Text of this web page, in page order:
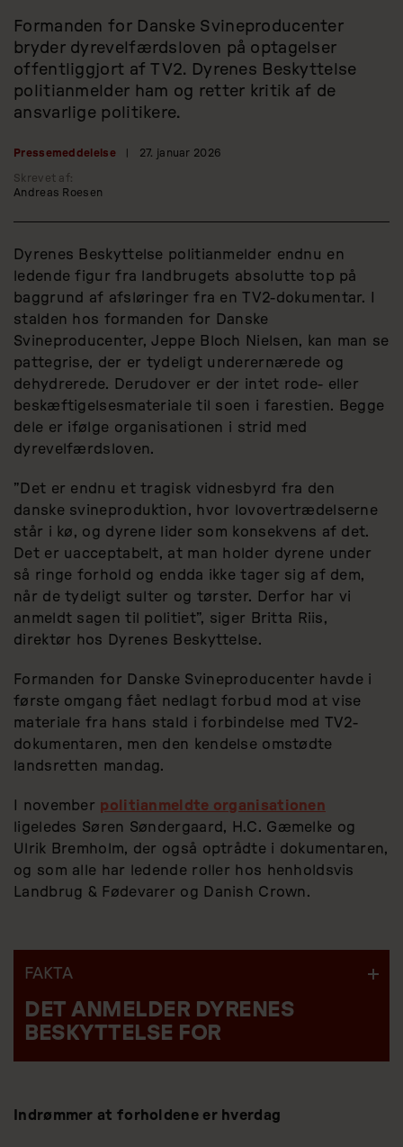
Formanden for Danske Svineproducenter
bryder dyrevelfærdsloven på optagelser
offentliggjort af TV2. Dyrenes Beskyttelse
politianmelder ham og retter kritik af de
ansvarlige politikere.
Pressemeddelelse 27. januar 2026
Skrevet af:
Andreas Roesen
Dyrenes Beskyttelse politianmelder endnu en
ledende figur fra landbrugets absolutte top på
baggrund af afsløringer fra en TV2-dokumentar. I
stalden hos formanden for Danske
Svineproducenter, Jeppe Bloch Nielsen, kan man se
pattegrise, der er tydeligt underernærede og
dehydrerede. Derudover er der intet rode- eller
beskæftigelsesmateriale til soen i farestien. Begge
dele er ifølge organisationen i strid med
dyrevelfærdsloven.
”Det er endnu et tragisk vidnesbyrd fra den
danske svineproduktion, hvor lovovertrædelserne
står i kø, og dyrene lider som konsekvens af det.
Det er uacceptabelt, at man holder dyrene under
så ringe forhold og endda ikke tager sig af dem,
når de tydeligt sulter og tørster. Derfor har vi
anmeldt sagen til politiet”, siger Britta Riis,
direktør hos Dyrenes Beskyttelse.
Formanden for Danske Svineproducenter havde i
første omgang fået nedlagt forbud mod at vise
materiale fra hans stald i forbindelse med TV2-
dokumentaren, men den kendelse omstødte
landsretten mandag.
I november politianmeldte organisationen
ligeledes Søren Søndergaard, H.C. Gæmelke og
Ulrik Bremholm, der også optrådte i dokumentaren,
og som alle har ledende roller hos henholdsvis
Landbrug & Fødevarer og Danish Crown.
FAKTA
DET ANMELDER DYRENES
BESKYTTELSE FOR
Indrømmer at forholdene er hverdag